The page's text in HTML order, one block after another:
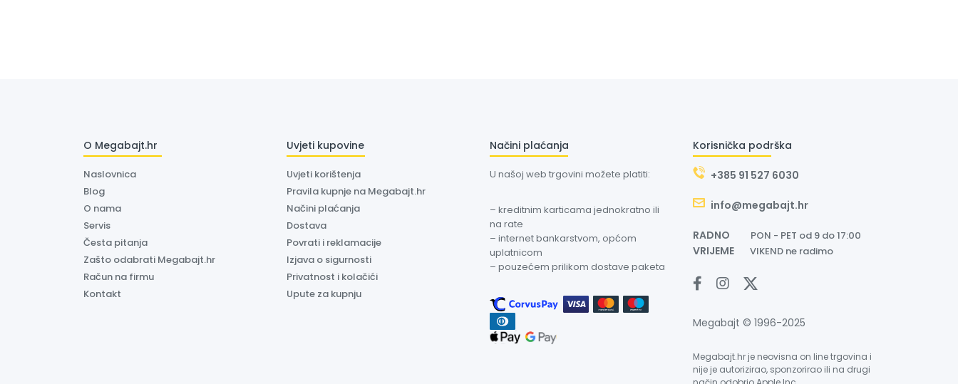
O Megabajt.hr
Naslovnica
Blog
O nama
Servis
Česta pitanja
Zašto odabrati Megabajt.hr
Račun na firmu
Kontakt
Uvjeti kupovine
Uvjeti korištenja
Pravila kupnje na Megabajt.hr
Načini plaćanja
Dostava
Povrati i reklamacije
Izjava o sigurnosti
Privatnost i kolačići
Upute za kupnju
Načini plaćanja
U našoj web trgovini možete platiti:
– kreditnim karticama jednokratno ili
na rate
– internet bankarstvom, općom
uplatnicom
– pouzećem prilikom dostave paketa
Korisnička podrška
+385 91 527 6030
info@megabajt.hr
RADNO PON - PET od 9 do 17:00
VRIJEME VIKEND ne radimo
Megabajt © 1996-2025
Megabajt.hr je neovisna on line trgovina i
nije je autorizirao, sponzorirao ili na drugi